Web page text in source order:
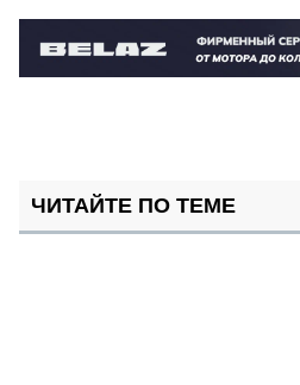
ЧИТАЙТЕ ПО ТЕМЕ